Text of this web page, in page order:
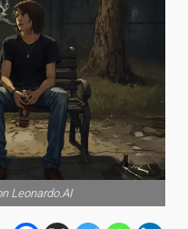
Leonardo.AI